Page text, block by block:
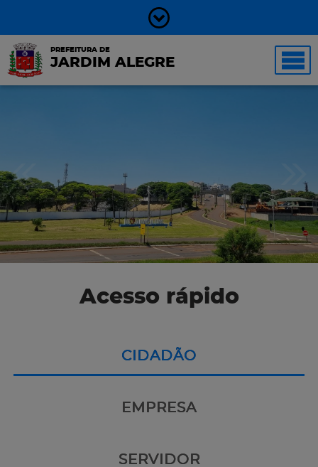
PREFEITURA DE
JARDIM ALEGRE
Acesso rápido
CIDADÃO
EMPRESA
SERVIDOR